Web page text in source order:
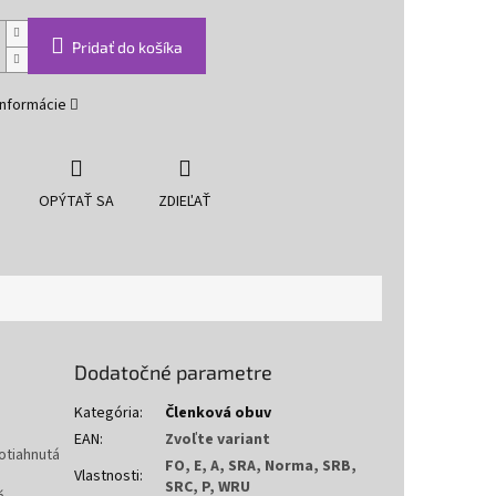
Pridať do košíka
OPÝTAŤ SA ZDIEĽAŤ
Dodatočné parametre
Kategória:
Členková obuv
EAN:
Zvoľte variant
Vlastnosti:
FO, E, A, SRA, Norma, SRB,
SRC, P, WRU